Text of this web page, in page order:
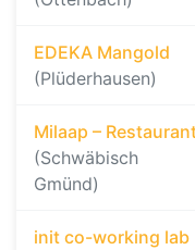
EDEKA Mangold
(Plüderhausen)
Milaap –
(Schwäbisch
Gmünd)
init co-working lab